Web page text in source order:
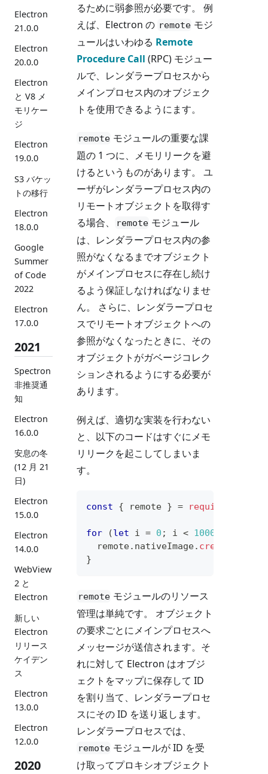
Electron
21.0.0
Electron
20.0.0
Electron
と V8 メ
モリケー
ジ
Electron
19.0.0
S3 バケッ
トの移行
Electron
18.0.0
Google
Summer
of Code
2022
Electron
17.0.0
2021
Spectron
非推奨通
知
Electron
16.0.0
安息の冬
(12 月 21
日)
Electron
15.0.0
Electron
14.0.0
WebView
2 と
Electron
新しい
Electron
リリース
ケイデン
ス
Electron
13.0.0
Electron
12.0.0
2020
るために弱参照が必要です。 例
えば、Electron の remote モジ
ュールはいわゆる Remote
Procedure Call (RPC) モジュー
ルで、レンダラープロセスから
メインプロセス内のオブジェク
トを使用できるようにます。
remote モジュールの重要な課
題の 1 つに、メモリリークを避
けるというものがあります。 ユ
ーザがレンダラープロセス内の
リモートオブジェクトを取得す
る場合、
remote モジュール
は、レンダラープロセス内の参
照がなくなるまでオブジェクト
がメインプロセスに存在し続け
るよう保証しなければなりませ
ん。 さらに、レンダラープロセ
スでリモートオブジェクトへの
参照がなくなったときに、その
オブジェクトがガベージコレク
ションされるようにする必要が
あります。
例えば、適切な実装を行わない
と、以下のコードはすぐにメモ
リリークを起こしてしまいま
す。
const { remote } = require
for (let i = 0 ; i < 10000
  remote
. nativeImage. createEmpty
}
remote モジュールのリソース
管理は単純です。 オブジェクト
の要求ごとにメインプロセスへ
メッセージが送信されます。そ
れに対して Electron はオブジ
ェクトをマップに保存して ID
を割り当て、レンダラープロセ
スにその ID を送り返します。
レンダラープロセスでは、
remote モジュールが ID を受
け取ってプロキシオブジェクト